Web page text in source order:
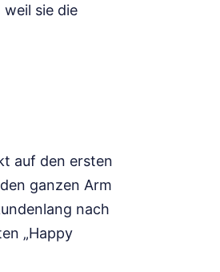
sie die
auf den ersten
ganzen Arm
nach
„Happy